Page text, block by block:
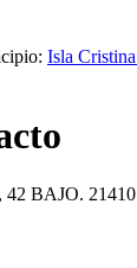
Isla Cristina
42 BAJO. 21410